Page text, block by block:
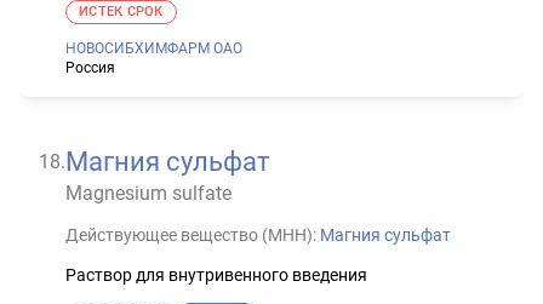
НОВОСИБХИМФАРМ ОАО
Россия
ИСТЕК СРОК
18.Магния сульфат
Magnesium sulfate
Действующее вещество (МНН): Магния сульфат
Раствор для внутривенного введения